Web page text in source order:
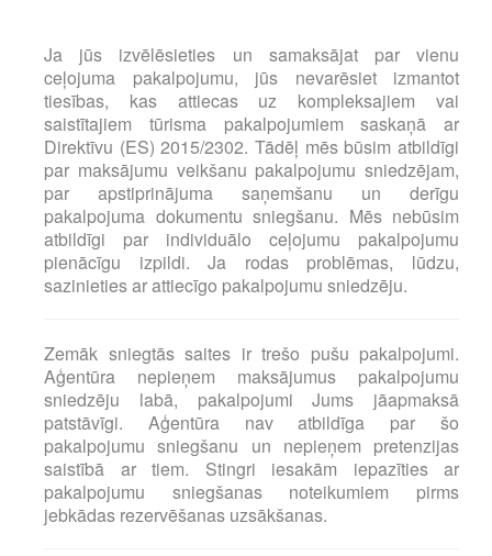
Ja jūs izvēlēsieties un samaksājat par vienu
ceļojuma pakalpojumu, jūs nevarēsiet izmantot
tiesības, kas attiecas uz kompleksajiem vai
saistītajiem tūrisma pakalpojumiem saskaņā ar
Direktīvu (ES) 2015/2302. Tādēļ mēs būsim atbildīgi
par maksājumu veikšanu pakalpojumu sniedzējam,
par apstiprinājuma saņemšanu un derīgu
pakalpojuma dokumentu sniegšanu. Mēs nebūsim
atbildīgi par individuālo ceļojumu pakalpojumu
pienācīgu izpildi. Ja rodas problēmas, lūdzu,
sazinieties ar attiecīgo pakalpojumu sniedzēju.
Zemāk sniegtās saites ir trešo pušu pakalpojumi.
Aģentūra nepieņem maksājumus pakalpojumu
sniedzēju labā, pakalpojumi Jums jāapmaksā
patstāvīgi. Aģentūra nav atbildīga par šo
pakalpojumu sniegšanu un nepieņem pretenzijas
saistībā ar tiem. Stingri iesakām iepazīties ar
pakalpojumu sniegšanas noteikumiem pirms
jebkādas rezervēšanas uzsākšanas.